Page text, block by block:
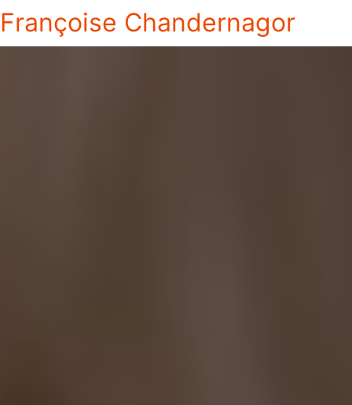
Françoise Chandernagor